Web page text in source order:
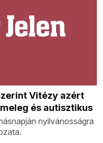
Vitézy azért
és autisztikus
nyilvánosságra